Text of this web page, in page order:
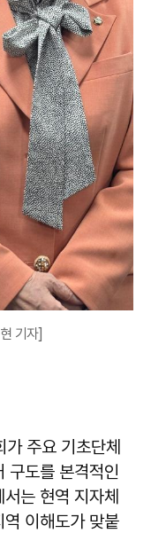
기자]
주요 기초단체
구도를 본격적인
는 현역 지자체
이해도가 맞붙